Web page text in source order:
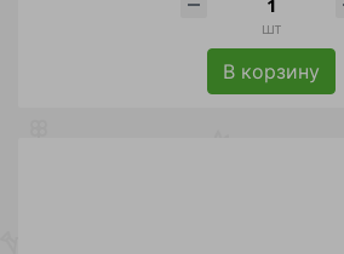
шт
В корзину